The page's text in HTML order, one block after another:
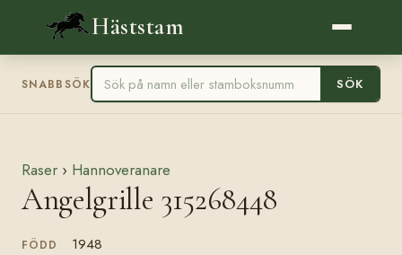
Häststam
SNABBSÖK SÖK
Raser › Hannoveranare
Angelgrille 315268448
FÖDD 1948